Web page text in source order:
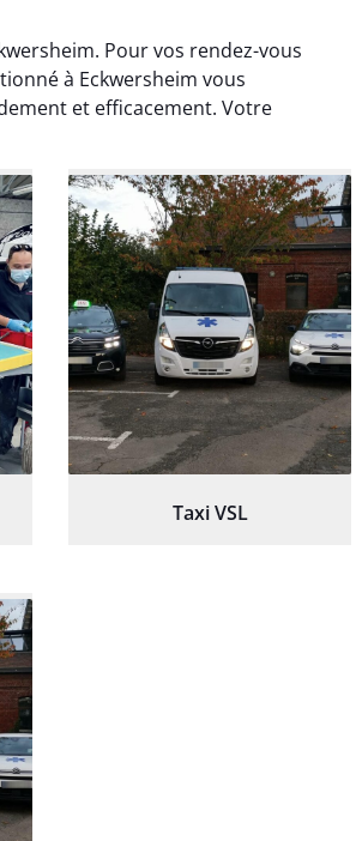
Pour vos rendez-vous
à Eckwersheim vous
et efficacement. Votre
Taxi VSL
Jérémy Ferrand
8 septembre 2024
Transport ponctuel et
personnel très attentionné.
Très satisfait du service.